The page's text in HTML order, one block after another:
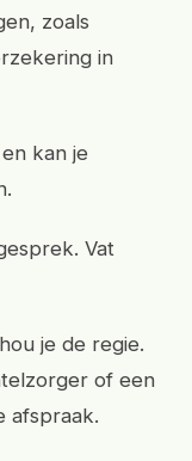
zoals
in
kan je
Vat
je de regie.
of een
afspraak.